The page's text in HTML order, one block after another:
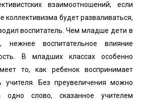
взаимоотношений; если
будет разваливаться,
воспитатель. Чем младше дети в
нежнее воспитательное влияние
В младших классах особенно
то, как ребенок воспринимает
учителя. Без преувеличения можно
одно слово, сказанное учителем